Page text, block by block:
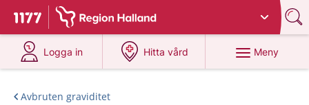
Till startsidan för 1177
Du har valt region Halland
Logga in
på 1177.se
Hitta vård
på 1177.se
Meny
Avbruten graviditet